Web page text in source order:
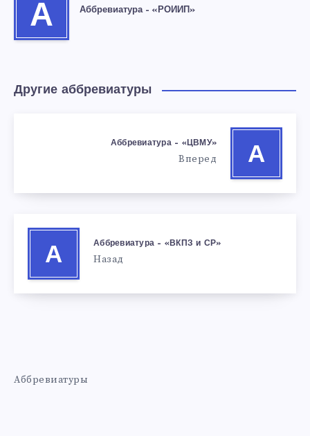
А Аббревиатура – «РОИИП»
Другие аббревиатуры
А
Аббревиатура – «ЦВМУ»
Вперед
А
Аббревиатура – «ВКПЗ и СР»
Назад
Аббревиатуры